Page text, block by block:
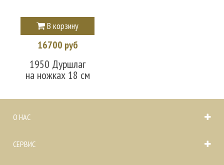
В корзину
16700 руб
1950 Дуршлаг
на ножках 18 см
О НАС
СЕРВИС